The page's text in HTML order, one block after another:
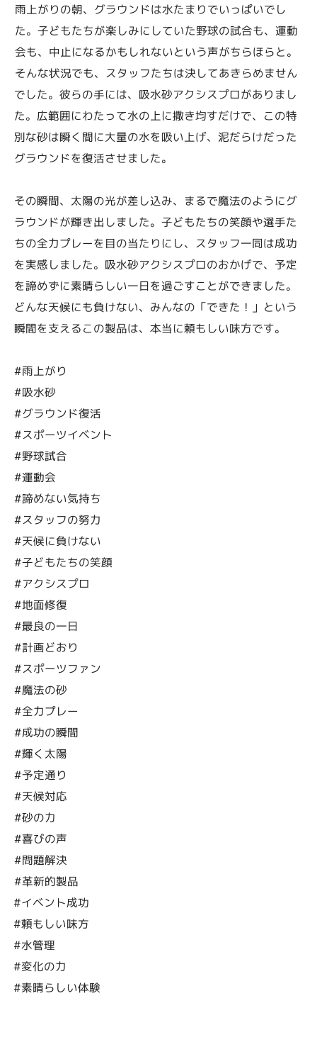
雨上がりの朝、グラウンドは水たまりでいっぱいでし
た。子どもたちが楽しみにしていた野球の試合も、運動
会も、中止になるかもしれないという声がちらほらと。
そんな状況でも、スタッフたちは決してあきらめません
でした。彼らの手には、吸水砂アクシスプロがありまし
た。広範囲にわたって水の上に撒き均すだけで、この特
別な砂は瞬く間に大量の水を吸い上げ、泥だらけだった
グラウンドを復活させました。
その瞬間、太陽の光が差し込み、まるで魔法のようにグ
ラウンドが輝き出しました。子どもたちの笑顔や選手た
ちの全力プレーを目の当たりにし、スタッフ一同は成功
を実感しました。吸水砂アクシスプロのおかげで、予定
を諦めずに素晴らしい一日を過ごすことができました。
どんな天候にも負けない、みんなの「できた！」という
瞬間を支えるこの製品は、本当に頼もしい味方です。
#雨上がり
#吸水砂
#グラウンド復活
#スポーツイベント
#野球試合
#運動会
#諦めない気持ち
#スタッフの努力
#天候に負けない
#子どもたちの笑顔
#アクシスプロ
#地面修復
#最良の一日
#計画どおり
#スポーツファン
#魔法の砂
#全力プレー
#成功の瞬間
#輝く太陽
#予定通り
#天候対応
#砂の力
#喜びの声
#問題解決
#革新的製品
#イベント成功
#頼もしい味方
#水管理
#変化の力
#素晴らしい体験